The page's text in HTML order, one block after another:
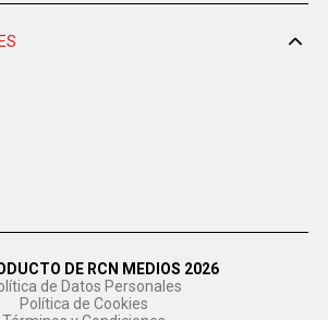
DE RCN MEDIOS 2026
de Datos Personales
Política de Cookies